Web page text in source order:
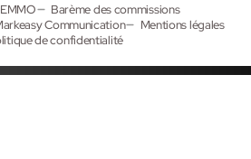
Barème des commissions
Communication
Mentions légales
de confidentialité